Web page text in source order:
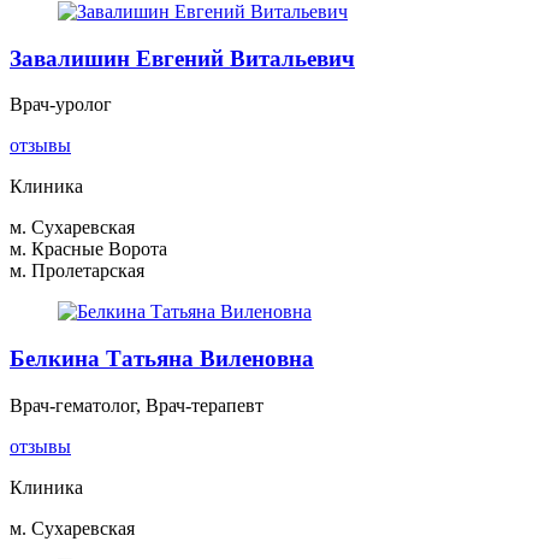
Завалишин Евгений Витальевич
Врач-уролог
отзывы
Клиника
м. Сухаревская
м. Красные Ворота
м. Пролетарская
Белкина Татьяна Виленовна
Врач-гематолог, Врач-терапевт
отзывы
Клиника
м. Сухаревская